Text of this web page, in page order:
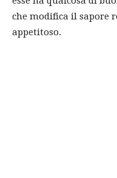
che modifica il sapore
appetitoso.